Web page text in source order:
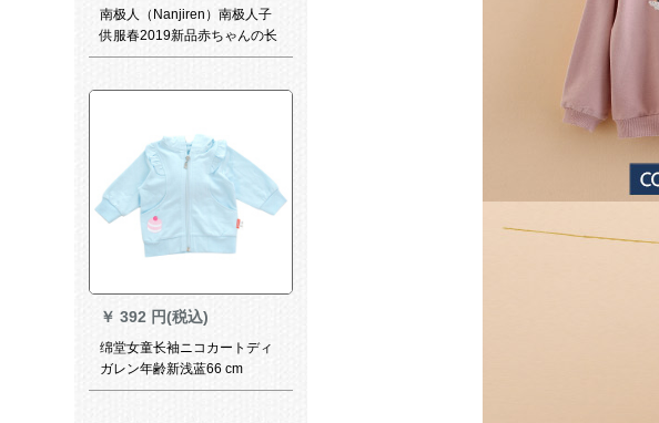
南极人（Nanjiren）南极人子
供服春2019新品赤ちゃんの长
袖の上には外装です。
￥ 392 円(税込)
绵堂女童长袖ニコカートディ
ガレン年齢新浅蓝66 cm